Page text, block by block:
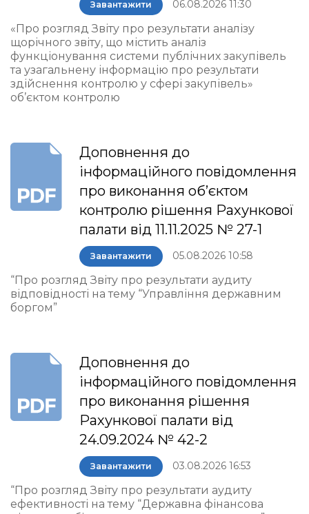
Завантажити 06.08.2026 11:30
«Про розгляд Звіту про результати аналізу
щорічного звіту, що містить аналіз
функціонування системи публічних закупівель
та узагальнену інформацію про результати
здійснення контролю у сфері закупівель»
об’єктом контролю
Доповнення до
інформаційного повідомлення
про виконання об’єктом
контролю рішення Рахункової
палати від 11.11.2025 № 27-1
Завантажити 05.08.2026 10:58
“Про розгляд Звіту про результати аудиту
відповідності на тему “Управління державним
боргом”
Доповнення до
інформаційного повідомлення
про виконання рішення
Рахункової палати від
24.09.2024 № 42-2
Завантажити 03.08.2026 16:53
“Про розгляд Звіту про результати аудиту
ефективності на тему “Державна фінансова